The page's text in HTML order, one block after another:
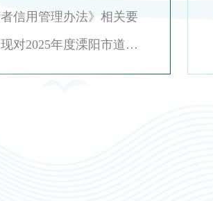
信用管理办法》相关要
对2025年度溧阳市道路
见附件）予以公示。…